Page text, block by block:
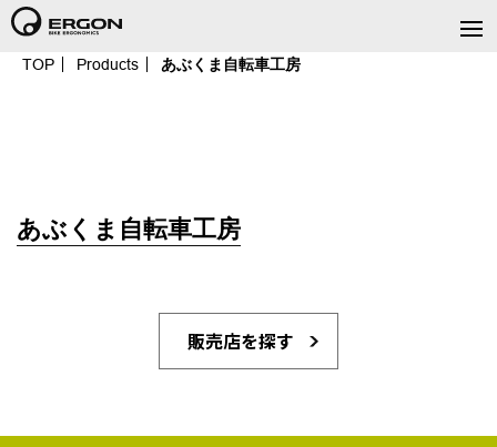
TOP Products あぶくま自転車工房
あぶくま自転車工房
販売店を探す